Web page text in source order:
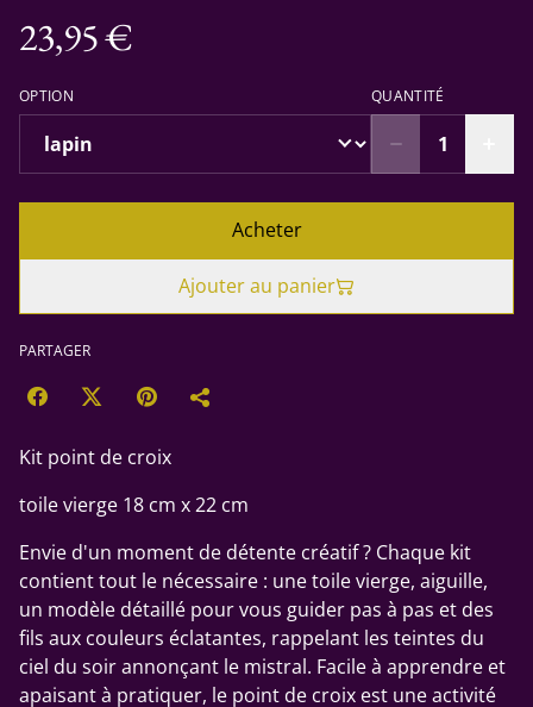
23,95 €
OPTION QUANTITÉ
Acheter
Ajouter au panier
PARTAGER
Kit point de croix
toile vierge 18 cm x 22 cm
Envie d'un moment de détente créatif ? Chaque kit
contient tout le nécessaire : une toile vierge, aiguille,
un modèle détaillé pour vous guider pas à pas et des
fils aux couleurs éclatantes, rappelant les teintes du
ciel du soir annonçant le mistral. Facile à apprendre et
apaisant à pratiquer, le point de croix est une activité